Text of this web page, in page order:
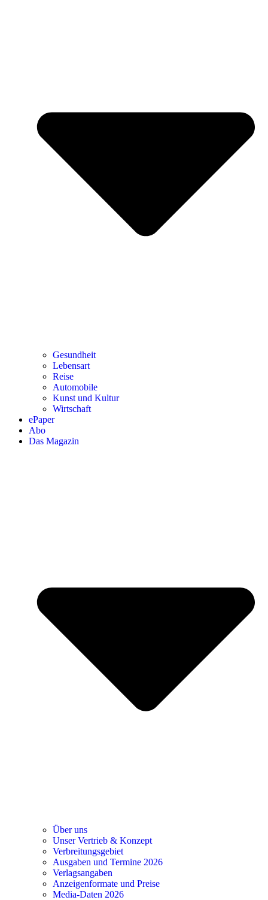
Gesundheit
Lebensart
Reise
Automobile
Kunst und Kultur
Wirtschaft
ePaper
Abo
Das Magazin
Über uns
Unser Vertrieb & Konzept
Verbreitungsgebiet
Ausgaben und Termine 2026
Verlagsangaben
Anzeigenformate und Preise
Media-Daten 2026